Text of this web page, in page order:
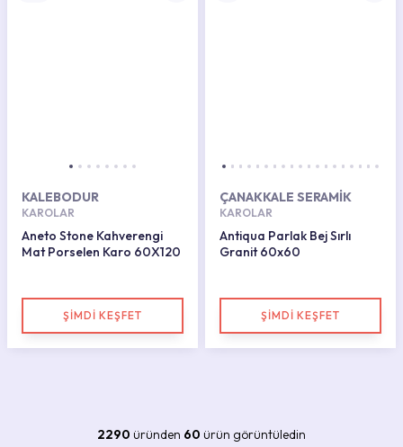
KALEBODUR
KAROLAR
Aneto Stone Kahverengi
Mat Porselen Karo 60X120
ŞİMDİ KEŞFET
ÇANAKKALE SERAMİK
KAROLAR
Antiqua Parlak Bej Sırlı
Granit 60x60
ŞİMDİ KEŞFET
2290 üründen 60 ürün görüntüledin